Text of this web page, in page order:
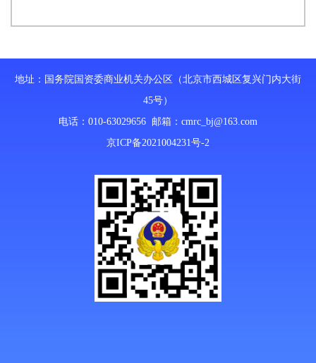
地址：国务院国资委商业机关办公区（北京市西城区复兴门内大街
45号）
电话：010-63029656 邮箱： cmrc_bj@163.com
京ICP备2021004231号-2